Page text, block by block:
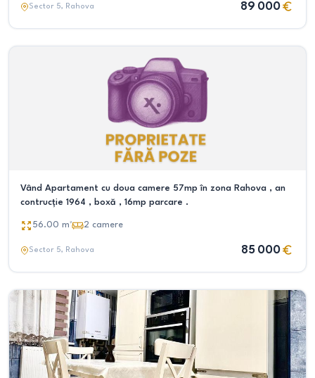
Sector 5, Rahova 89 000
Vând Apartament cu doua camere 57mp în zona Rahova , an
contrucție 1964 , boxă , 16mp parcare .
56.00 m² 2 camere
Sector 5, Rahova 85 000